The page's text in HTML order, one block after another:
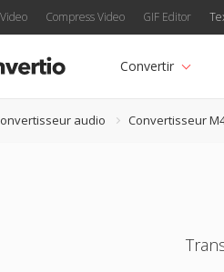
Compress Video GIF Editor
Convertir
audio Convertisseur